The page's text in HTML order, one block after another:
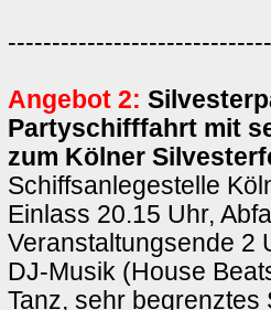
Angebot 2:
Partyschifffahrt mit
zum Kölner
Schiffsanlegestelle
Einlass 20.15 Uhr,
Veranstaltungsende 2
DJ-Musik (House
Tanz, sehr begrenztes